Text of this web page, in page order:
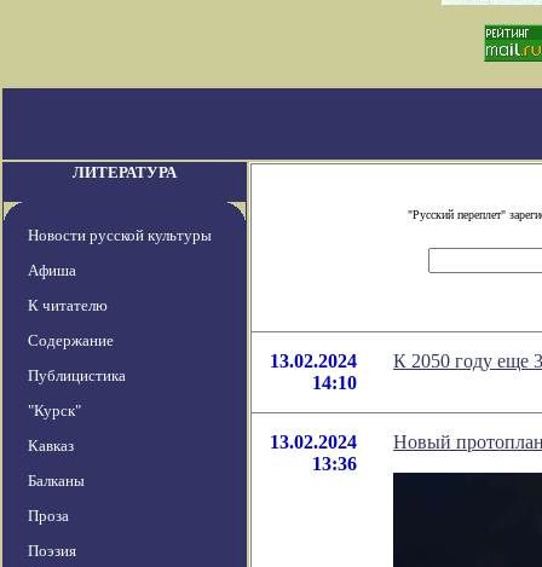
ЛИТЕРАТУРА
Новости русской культуры
Афиша
К читателю
Содержание
Публицистика
"Курск"
Кавказ
Балканы
Проза
Поэзия
"Русский переплет"
13.02.2024
14:10
К 2050 году еще
13.02.2024
13:36
Новый